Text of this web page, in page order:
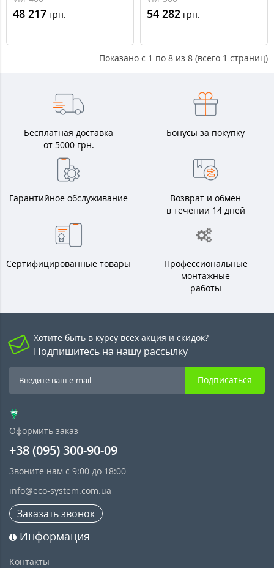
л, 1 теплообменник,
эмаль)
48 217 грн.
л, 1 теплообменник,
эмаль)
54 282 грн.
Показано с 1 по 8 из 8 (всего 1 страниц)
Бесплатная доставка
от 5000 грн.
Бонусы за покупку
Гарантийное обслуживание
Возврат и обмен
в течении 14 дней
Сертифицированные товары
Профессиональные
монтажные
работы
Хотите быть в курсу всех акция и скидок?
Подпишитесь на нашу рассылку
Подписаться
Оформить заказ
+38 (095) 300-90-09
Звоните нам с 9:00 до 18:00
info@eco-system.com.ua
Заказать звонок
Информация
Контакты